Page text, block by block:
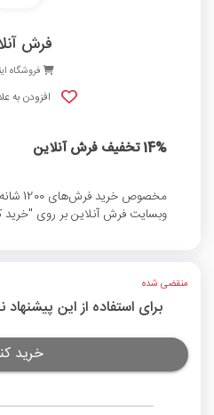
فرش
فروشگاه
افزودن به
14% تخفیف فرش آنلاین
مخصوص
وبسایت فرش آنلاین بر روی "خرید
منقضی شده
برای استفاده از این
خرید